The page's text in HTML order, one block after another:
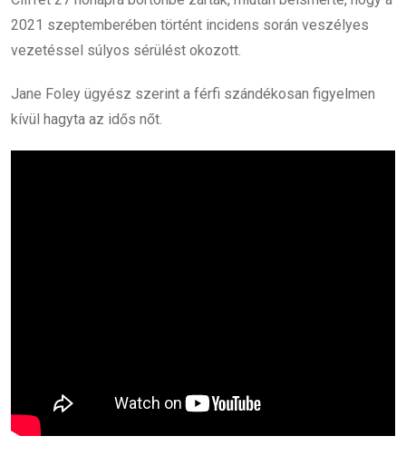
2021 szeptemberében történt incidens során veszélyes
vezetéssel súlyos sérülést okozott.
Jane Foley ügyész szerint a férfi szándékosan figyelmen
kívül hagyta az idős nőt.